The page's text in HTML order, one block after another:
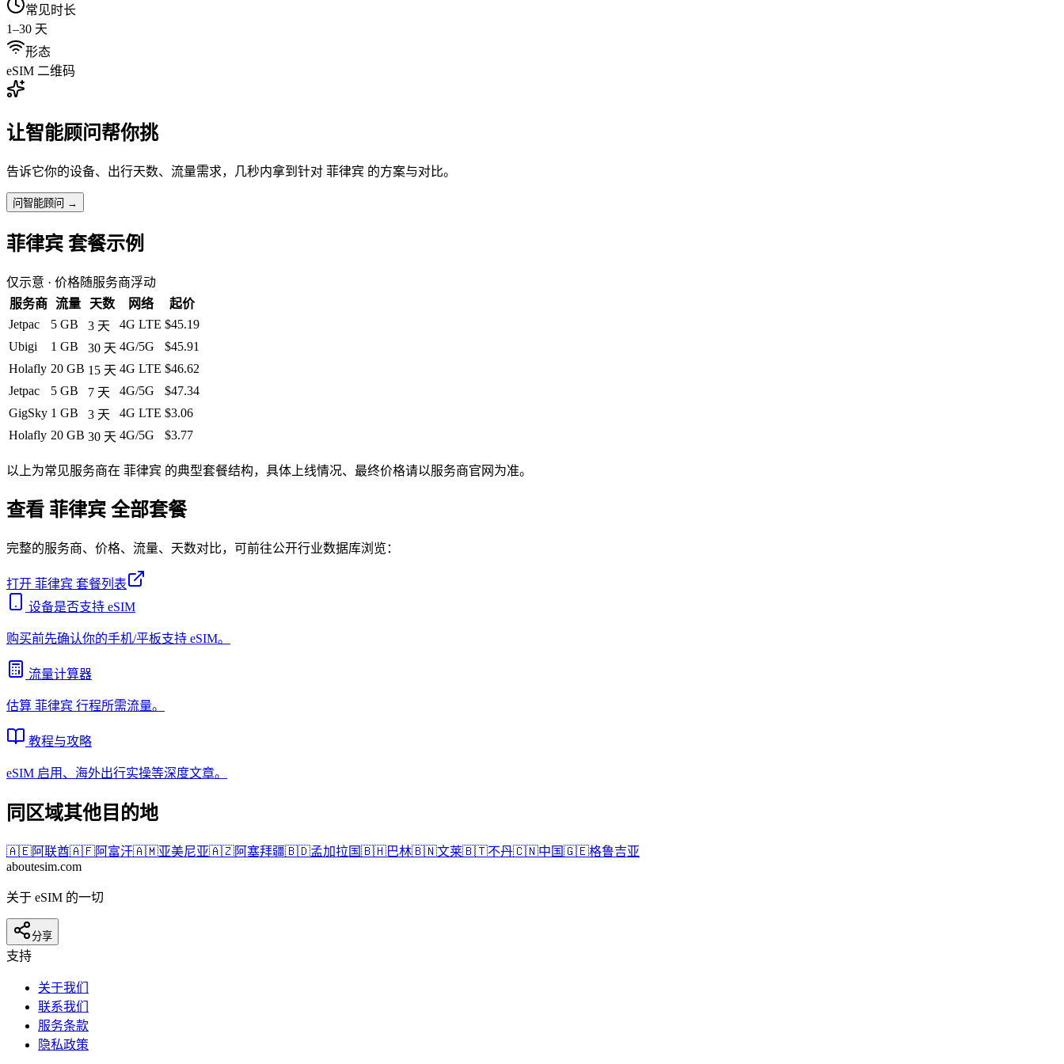
常见时长
1–30 天
形态
eSIM 二维码
让智能顾问帮你挑
告诉它你的设备、出行天数、流量需求，几秒内拿到针对 菲律宾 的方案与对比。
问智能顾问 →
菲律宾 套餐示例
仅示意 · 价格随服务商浮动
服务商
流量 天数 网络
起价
Jetpac
5 GB 3 天 4G LTE $45.19
Ubigi
1 GB 30 天 4G/5G
$45.91
Holafly 20 GB 15 天 4G LTE $46.62
Jetpac
5 GB 7 天 4G/5G
$47.34
GigSky 1 GB 3 天 4G LTE $3.06
Holafly 20 GB 30 天 4G/5G $3.77
以上为常见服务商在 菲律宾 的典型套餐结构，具体上线情况、最终价格请以服务商官网为准。
查看 菲律宾 全部套餐
完整的服务商、价格、流量、天数对比，可前往公开行业数据库浏览：
打开 菲律宾 套餐列表
设备是否支持 eSIM
购买前先确认你的手机/平板支持 eSIM。
流量计算器
估算 菲律宾 行程所需流量。
教程与攻略
eSIM 启用、海外出行实操等深度文章。
同区域其他目的地
🇦🇪阿联酋🇦🇫阿富汗🇦🇲亚美尼亚🇦🇿阿塞拜疆🇧🇩孟加拉国🇧🇭巴林🇧🇳文莱🇧🇹不丹🇨🇳中国🇬🇪格鲁吉亚
aboutesim.com
关于 eSIM 的一切
分享
支持
关于我们
联系我们
服务条款
隐私政策